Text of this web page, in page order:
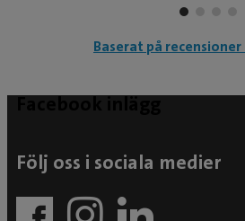
Baserat på
Facebook inlägg
Följ oss i sociala medier